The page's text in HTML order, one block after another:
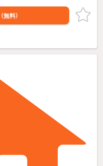
（無料）